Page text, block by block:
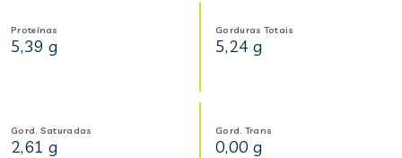
Proteínas
5,39 g
Gorduras Totais
5,24 g
Gord. Saturadas
2,61 g
Gord. Trans
0,00 g